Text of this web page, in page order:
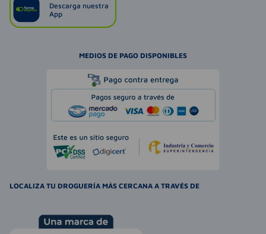
Descarga nuestra
App
MEDIOS DE PAGO DISPONIBLES
LOCALIZA TU DROGUERÍA MÁS CERCANA A TRAVÉS DE